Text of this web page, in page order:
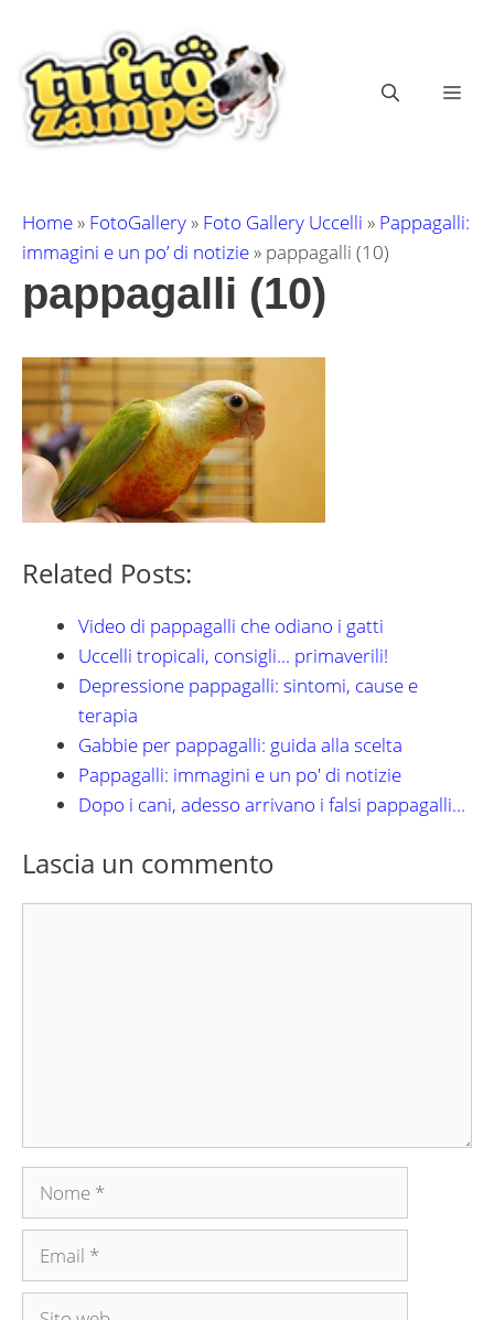
contenuto
Home» FotoGallery» Foto Gallery Uccelli » Pappagalli:
immagini e un po’ di notizie» pappagalli (10)
pappagalli (10)
Related Posts:
Video di pappagalli che odiano i gatti
Uccelli tropicali, consigli... primaverili!
Depressione pappagalli: sintomi, cause e
terapia
Gabbie per pappagalli: guida alla scelta
Pappagalli: immagini e un po' di notizie
Dopo i cani, adesso arrivano i falsi pappagalli…
Lascia un commento
Nome
Email
Sito